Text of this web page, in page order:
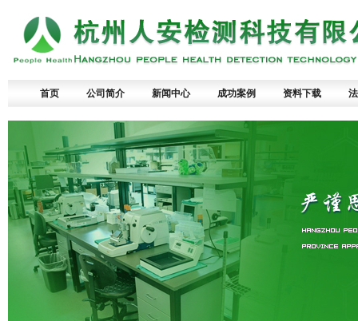
首页 公司简介 新闻中心 成功案例 资料下载